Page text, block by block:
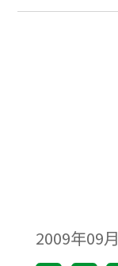
2009年09